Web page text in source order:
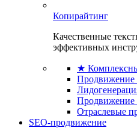
Копирайтинг
Качественные
эффективных
★
Продвижение
Продвижение
Отраслевые
SEO-продвижение